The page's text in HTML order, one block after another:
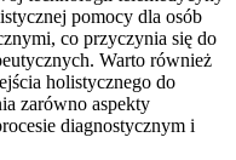
pomocy dla osób
co przyczynia się do
Warto również
holistycznego do
zarówno aspekty
diagnostycznym i